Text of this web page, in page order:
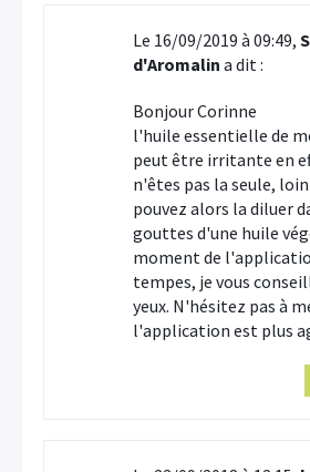
Le 16/09/2019 à 09:49,
d'Aromalin a dit :
Bonjour Corinne
l'huile essentielle de
peut être irritante en
n'êtes pas la seule, loin
pouvez alors la diluer
gouttes d'une huile
moment de
tempes, je vous
yeux. N'hésitez pas à
l'application est plus